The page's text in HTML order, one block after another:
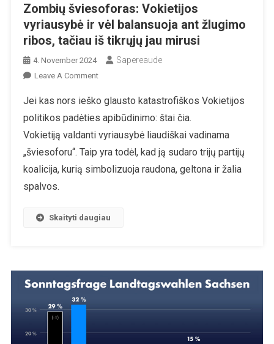
Zombių šviesoforas: Vokietijos
vyriausybė ir vėl balansuoja ant žlugimo
ribos, tačiau iš tikrųjų jau mirusi
4. November 2024 Sapereaude
Leave A CommentOn
Šviesoforas:
Vokietijos
Vyriausybė
Vėl
Balansuoja
Ribos,
Jau
Mirusi
Jei kas nors ieško glausto katastrofiškos Vokietijos
politikos padėties apibūdinimo: štai čia.
Vokietiją valdanti vyriausybė liaudiškai vadinama
„šviesoforu“. Taip yra todėl, kad ją sudaro trijų partijų
koalicija, kurią simbolizuoja raudona, geltona ir žalia
spalvos.
Skaityti daugiau